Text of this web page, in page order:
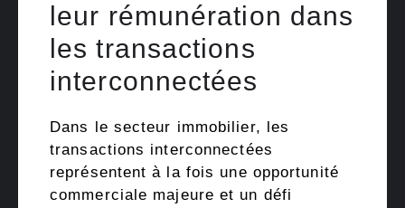
leur rémunération dans
les transactions
interconnectées
Dans le secteur immobilier, les
transactions interconnectées
représentent à la fois une opportunité
commerciale majeure et un défi